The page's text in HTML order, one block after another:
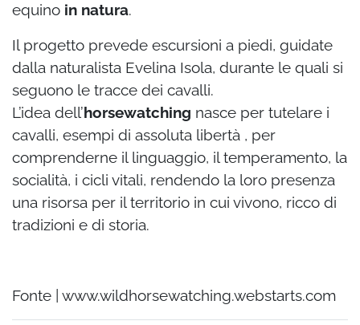
equino in natura.
Il progetto prevede escursioni a piedi, guidate
dalla naturalista Evelina Isola, durante le quali si
seguono le tracce dei cavalli.
L’idea dell’horsewatching nasce per tutelare i
cavalli, esempi di assoluta libertà , per
comprenderne il linguaggio, il temperamento, la
socialità, i cicli vitali, rendendo la loro presenza
una risorsa per il territorio in cui vivono, ricco di
tradizioni e di storia.
Fonte | www.wildhorsewatching.webstarts.com